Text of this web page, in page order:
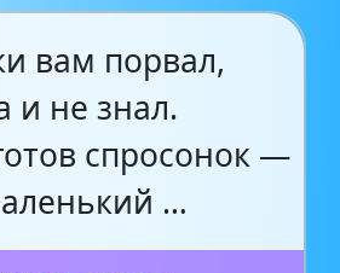
вам порвал,
и не знал.
спросонок —
…